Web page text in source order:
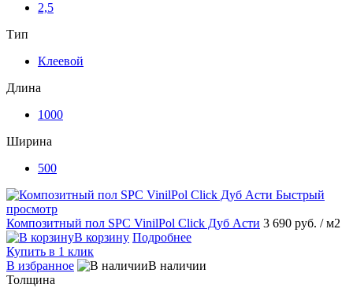
2,5
Тип
Клеевой
Длина
1000
Ширина
500
Быстрый
просмотр
Композитный пол SPC VinilPol Click Дуб Асти 3 690 руб. / м2
В корзину Подробнее
Купить в 1 клик
В избранное
В наличии
Толщина